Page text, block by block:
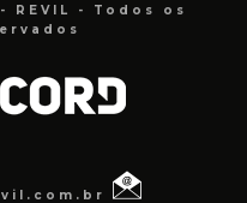
REVIL - Todos os